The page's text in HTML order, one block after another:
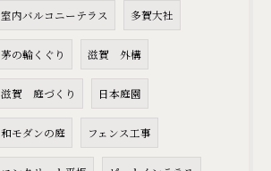
室内バルコニーテラス 多賀大社
茅の輪くぐり 滋賀 外構
滋賀 庭づくり 日本庭園
和モダンの庭 フェンス工事